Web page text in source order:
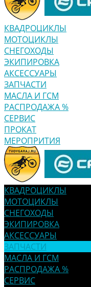
КВАДРОЦИКЛЫ
МОТОЦИКЛЫ
СНЕГОХОДЫ
ЭКИПИРОВКА
АКСЕССУАРЫ
ЗАПЧАСТИ
МАСЛА И ГСМ
РАСПРОДАЖА %
СЕРВИС
ПРОКАТ
МЕРОПРИТИЯ
КВАДРОЦИКЛЫ
МОТОЦИКЛЫ
СНЕГОХОДЫ
ЭКИПИРОВКА
АКСЕССУАРЫ
ЗАПЧАСТИ
МАСЛА И ГСМ
РАСПРОДАЖА %
СЕРВИС